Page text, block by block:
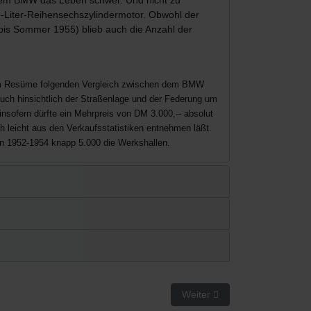
Reihensechszylindermotor. Obwohl der
Sommer 1955) blieb auch die Anzahl der
folgenden Vergleich zwischen dem BMW
hinsichtlich der Straßenlage und der Federung um
dürfte ein Mehrpreis von DM 3.000,-- absolut
leicht aus den Verkaufsstatistiken entnehmen läßt.
1954 knapp 5.000 die Werkshallen.
Nächster Beitrag:
Weiter